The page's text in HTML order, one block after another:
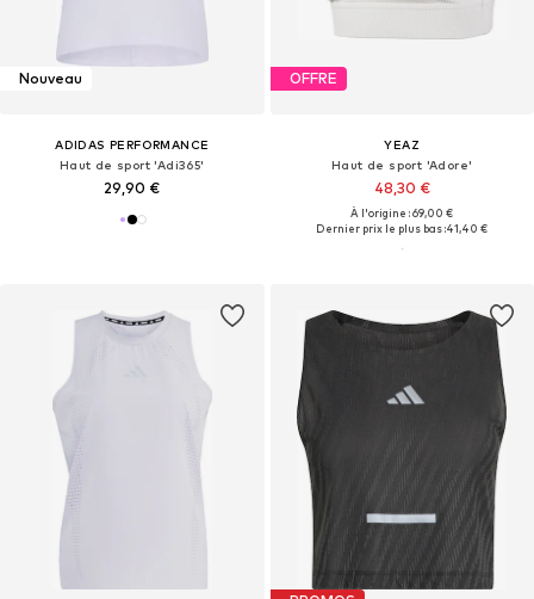
Nouveau
ADIDAS PERFORMANCE
Haut de sport 'Adi365'
29,90 €
OFFRE
YEAZ
Haut de sport 'Adore'
48,30 €
À l'origine : 69,00 €
Dernier prix le plus bas :41,40 €